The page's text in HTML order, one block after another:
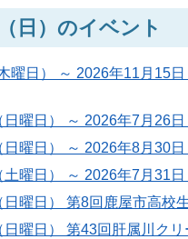
日）のイベント
曜日） ～ 2026年11月15
曜日） ～ 2026年7月26
曜日） ～ 2026年8月30
曜日） ～ 2026年7月31
曜日） 第8回鹿屋市高校
曜日） 第43回肝属川ク